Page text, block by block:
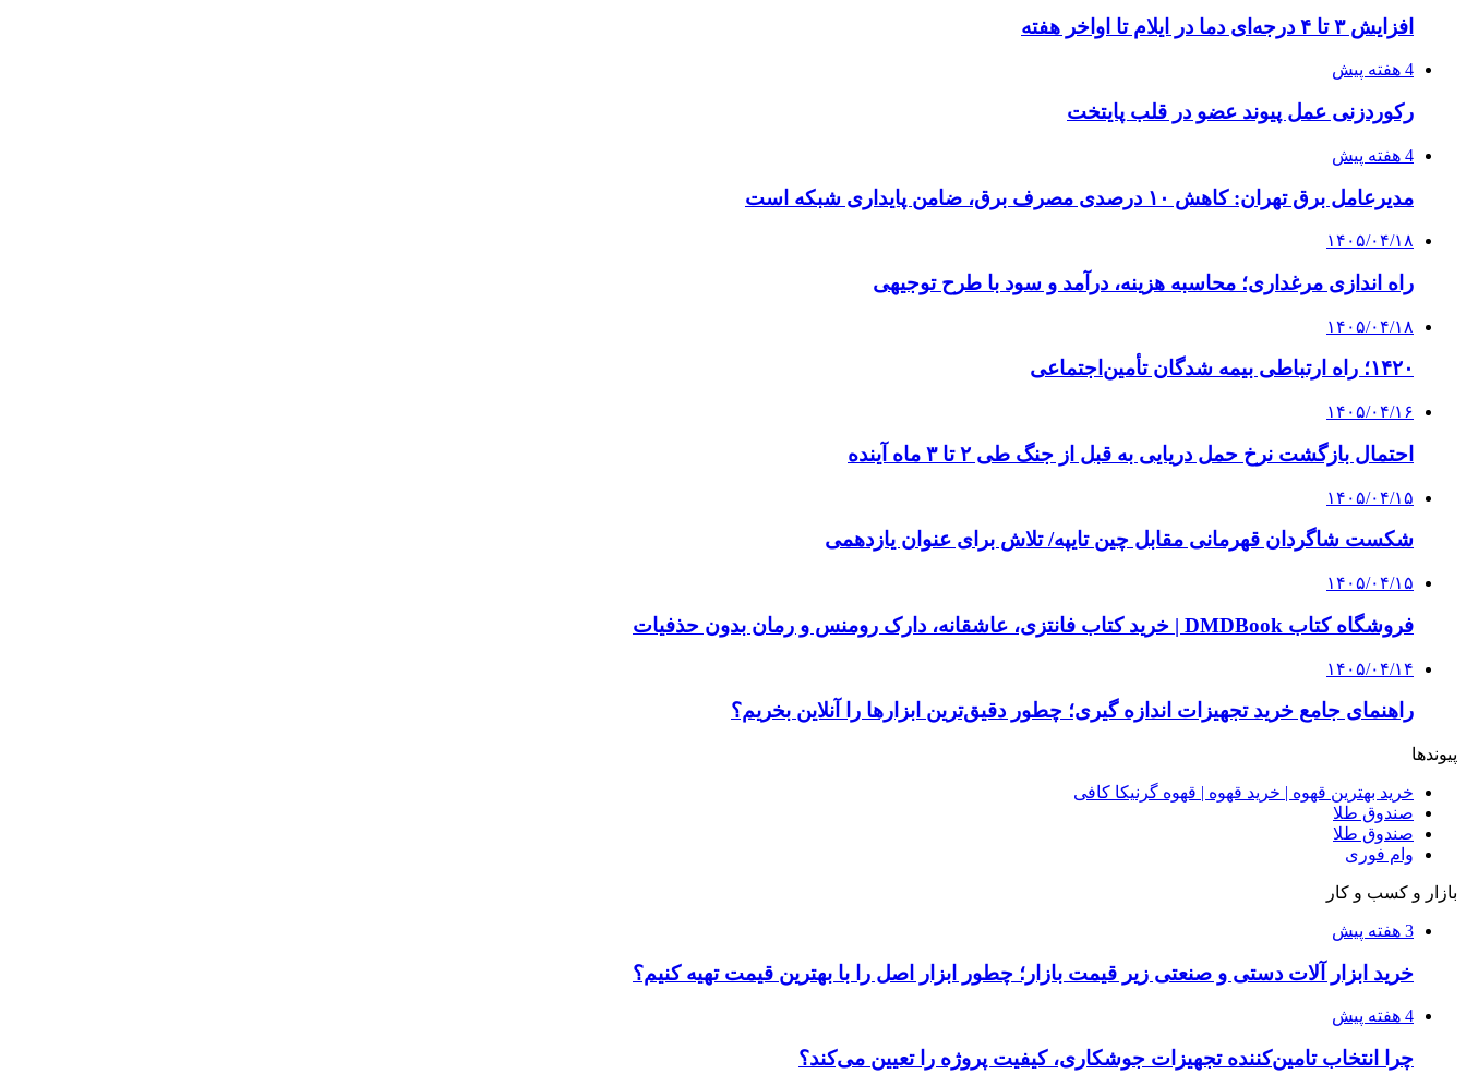
افزایش ۳ تا ۴ درجه‌ای دما در ایلام تا اواخر هفته
4 هفته پیش
رکوردزنی عمل پیوند عضو در قلب پایتخت
4 هفته پیش
مدیرعامل برق تهران: کاهش ۱۰ درصدی مصرف برق، ضامن پایداری شبکه است
۱۴۰۵/۰۴/۱۸
راه اندازی مرغداری؛ محاسبه هزینه، درآمد و سود با طرح توجیهی
۱۴۰۵/۰۴/۱۸
۱۴۲۰؛ راه ارتباطی بیمه شدگان تأمین‌اجتماعی
۱۴۰۵/۰۴/۱۶
احتمال بازگشت نرخ حمل دریایی به قبل از جنگ طی ۲ تا ۳ ماه آینده
۱۴۰۵/۰۴/۱۵
شکست شاگردان قهرمانی مقابل چین تایپه/ تلاش برای عنوان یازدهمی
۱۴۰۵/۰۴/۱۵
فروشگاه کتاب DMDBook | خرید کتاب فانتزی، عاشقانه، دارک رومنس و رمان بدون حذفیات
۱۴۰۵/۰۴/۱۴
راهنمای جامع خرید تجهیزات اندازه گیری؛ چطور دقیق‌ترین ابزارها را آنلاین بخریم؟
پیوندها
خرید بهترین قهوه | خرید قهوه | قهوه گرنیکا کافی
صندوق طلا
صندوق طلا
وام فوری
بازار و کسب و کار
3 هفته پیش
خرید ابزار آلات دستی و صنعتی زیر قیمت بازار؛ چطور ابزار اصل را با بهترین قیمت تهیه کنیم؟
4 هفته پیش
چرا انتخاب تامین‌کننده تجهیزات جوشکاری، کیفیت پروژه را تعیین می‌کند؟